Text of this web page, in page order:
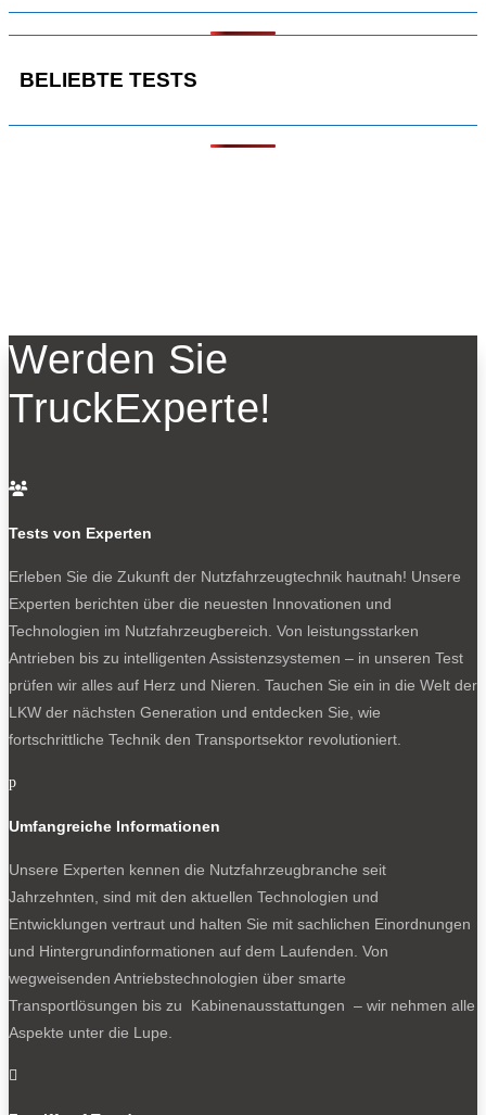
BELIEBTE TESTS
Werden Sie
TruckExperte!

Tests von Experten
Erleben Sie die Zukunft der Nutzfahrzeugtechnik hautnah! Unsere
Experten berichten über die neuesten Innovationen und
Technologien im Nutzfahrzeugbereich. Von leistungsstarken
Antrieben bis zu intelligenten Assistenzsystemen – in unseren Test
prüfen wir alles auf Herz und Nieren. Tauchen Sie ein in die Welt der
LKW der nächsten Generation und entdecken Sie, wie
fortschrittliche Technik den Transportsektor revolutioniert.
p
Umfangreiche Informationen
Unsere Experten kennen die Nutzfahrzeugbranche seit
Jahrzehnten, sind mit den aktuellen Technologien und
Entwicklungen vertraut und halten Sie mit sachlichen Einordnungen
und Hintergrundinformationen auf dem Laufenden. Von
wegweisenden Antriebstechnologien über smarte
Transportlösungen bis zu Kabinenausstattungen – wir nehmen alle
Aspekte unter die Lupe.
